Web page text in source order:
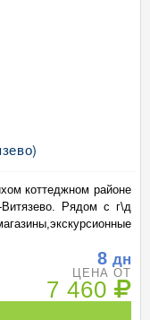
коттеджном районе
Витязево. Рядом с г\д
8 дн
ЦЕНА ОТ
7 460